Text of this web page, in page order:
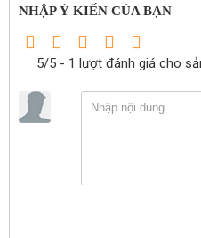
NHẬP Ý KIẾN CỦA BẠN
5/5 - 1 lượt đánh giá cho